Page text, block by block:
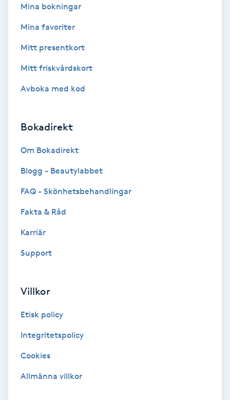
Brynplockning
Coachning
Color correction
Extensions
Mina bokningar
Mina favoriter
Mitt presentkort
Mitt friskvårdskort
Avboka med kod
Bokadirekt
Om Bokadirekt
Blogg - Beautylabbet
FAQ - Skönhetsbehandlingar
Fakta & Råd
Karriär
Support
Villkor
Etisk policy
Integritetspolicy
Cookies
Allmänna villkor